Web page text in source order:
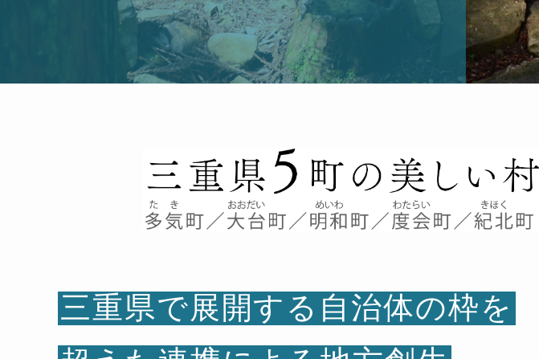
三重県で展開する自治体の枠を